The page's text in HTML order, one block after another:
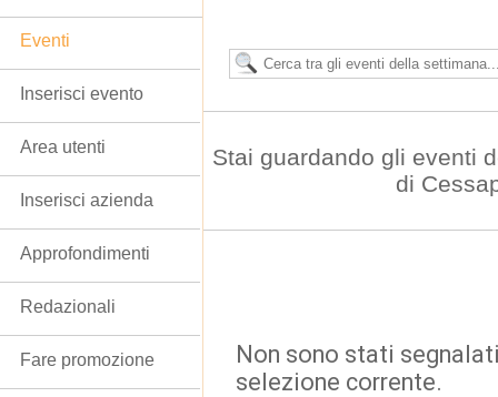
Stai guardando gli eventi
di
Non sono stati
selezione corrente.
Eventi
Inserisci evento
Area utenti
Inserisci azienda
Approfondimenti
Redazionali
Fare promozione